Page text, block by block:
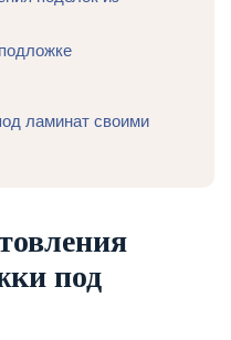
ламинат своими
под